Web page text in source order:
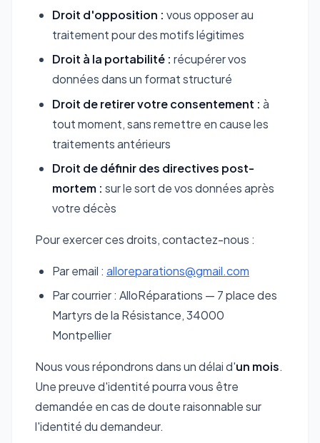
Droit d'opposition : vous opposer au
traitement pour des motifs légitimes
Droit à la portabilité : récupérer vos
données dans un format structuré
Droit de retirer votre consentement : à
tout moment, sans remettre en cause les
traitements antérieurs
Droit de définir des directives post-
mortem : sur le sort de vos données après
votre décès
Pour exercer ces droits, contactez-nous :
Par email : alloreparations@gmail.com
Par courrier : AlloRéparations — 7 place des
Martyrs de la Résistance, 34000
Montpellier
Nous vous répondrons dans un délai d'un mois.
Une preuve d'identité pourra vous être
demandée en cas de doute raisonnable sur
l'identité du demandeur.